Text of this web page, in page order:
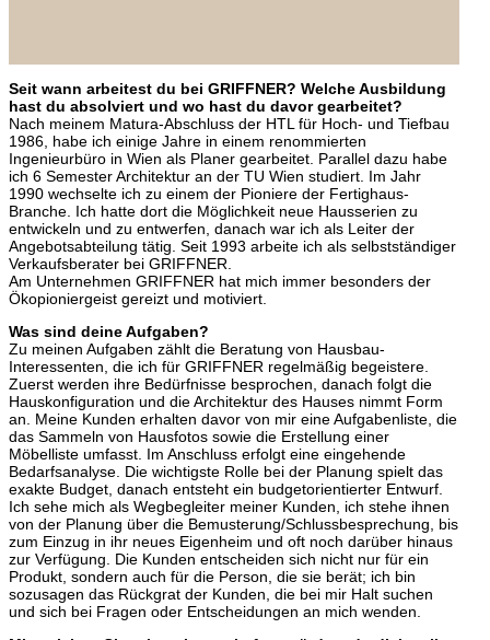
Seit wann arbeitest du bei GRIFFNER? Welche Ausbildung
hast du absolviert und wo hast du davor gearbeitet?
Nach meinem Matura-Abschluss der HTL für Hoch- und Tiefbau
1986, habe ich einige Jahre in einem renommierten
Ingenieurbüro in Wien als Planer gearbeitet. Parallel dazu habe
ich 6 Semester Architektur an der TU Wien studiert. Im Jahr
1990 wechselte ich zu einem der Pioniere der Fertighaus-
Branche. Ich hatte dort die Möglichkeit neue Hausserien zu
entwickeln und zu entwerfen, danach war ich als Leiter der
Angebotsabteilung tätig. Seit 1993 arbeite ich als selbstständiger
Verkaufsberater bei GRIFFNER.
Am Unternehmen GRIFFNER hat mich immer besonders der
Ökopioniergeist gereizt und motiviert.
Was sind deine Aufgaben?
Zu meinen Aufgaben zählt die Beratung von Hausbau-
Interessenten, die ich für GRIFFNER regelmäßig begeistere.
Zuerst werden ihre Bedürfnisse besprochen, danach folgt die
Hauskonfiguration und die Architektur des Hauses nimmt Form
an. Meine Kunden erhalten davor von mir eine Aufgabenliste, die
das Sammeln von Hausfotos sowie die Erstellung einer
Möbelliste umfasst. Im Anschluss erfolgt eine eingehende
Bedarfsanalyse. Die wichtigste Rolle bei der Planung spielt das
exakte Budget, danach entsteht ein budgetorientierter Entwurf.
Ich sehe mich als Wegbegleiter meiner Kunden, ich stehe ihnen
von der Planung über die Bemusterung/Schlussbesprechung, bis
zum Einzug in ihr neues Eigenheim und oft noch darüber hinaus
zur Verfügung. Die Kunden entscheiden sich nicht nur für ein
Produkt, sondern auch für die Person, die sie berät; ich bin
sozusagen das Rückgrat der Kunden, die bei mir Halt suchen
und sich bei Fragen oder Entscheidungen an mich wenden.